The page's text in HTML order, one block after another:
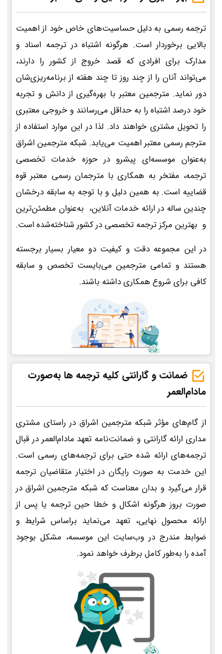
ترجمه رسمی به دلیل حساسیت‌های خاص خود از اهمیت
بالایی برخوردار است. هرگونه اشتباه در ترجمه اسناد و
مدارک برای افرادی که قصد خروج از کشور را دارند،
می‌تواند آنان را از چند روز تا چند هفته از برنامه‌ریزی‌شان
دور نماید. مترجمین معتبر با بهره‌گیری از دانش و تجربه
خود درصد اشتباه را به حداقل می‌رسانند و خروجی معتبری
را تحویل مشتری خواهند داد. لذا در این موارد استفاده از
مترجم رسمی معتبر اهمیت می‌یابد. شبکه مترجمین اشراق
به‌عنوان موسسه‌ای پیشرو در حوزه خدمات تخصصی
ترجمه، مفتخر به همکاری با مترجمان رسمی معتبر قوه
قضاییه است. به همین دلیل و با توجه به سابقه درخشان
چندین ساله در ارائه خدمات آنلاین، به‌عنوان مطمئن‌ترین
و بهترین مرکز ترجمه تخصصی در کشور شناخته‌شده است.
در این مجموعه دقت و کیفیت دو معیار بسیار برجسته
هستند و تمامی مترجمین می‌بایست تخصص و سابقه
کافی برای شروع همکاری داشته باشند.
ضمانت و گارانتی کلیه ترجمه ها به‌صورت
مادام‌العمر
از گام‌های مؤثر شبکه مترجمین اشراق در راستای مشتری
مداری ارائه گارانتی و ضمانت‌نامه تعهد مادام‌العمر در قبال
ترجمه‌های ارائه شده حتی برای ترجمه‌های رسمی است.
این خدمت به صورت رایگان در اختیار متقاضیان ترجمه
قرار می‌گیرد و بدان معناست که شبکه مترجمین اشراق در
صورت بروز هرگونه اشکال و خطا حین ترجمه یا پس از
ارائه محصول نهایی، تعهد می‌نماید براساس شرایط و
ضوابط مندرج در وب‌سایت این موسسه، مشکل بوجود
آمده را به‌طور کامل برطرف خواهد نمود.